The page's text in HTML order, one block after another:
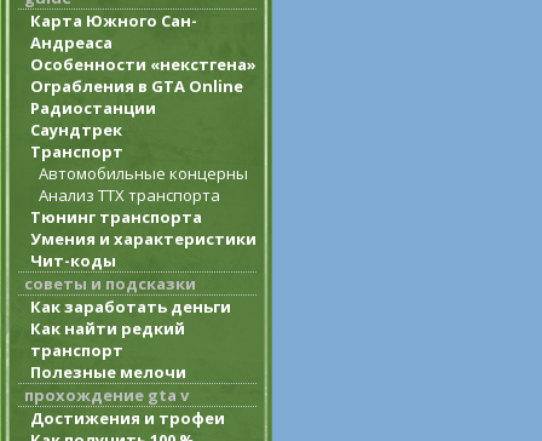
Карта Южного Сан-
Андреаса
Особенности «некстгена»
Ограбления в GTA Online
Радиостанции
Саундтрек
Транспорт
Автомобильные концерны
Анализ ТТХ транспорта
Тюнинг транспорта
Умения и характеристики
Чит-коды
советы и подсказки
Как заработать деньги
Как найти редкий
транспорт
Полезные мелочи
прохождение gta v
Достижения и трофеи